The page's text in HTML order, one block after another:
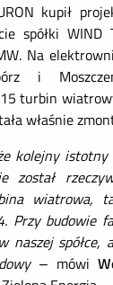
kupił
spółki
Na
i
turbin
właśnie
kolejny
wiatrowa,
Przy budowie
naszej spółce,
– mówi